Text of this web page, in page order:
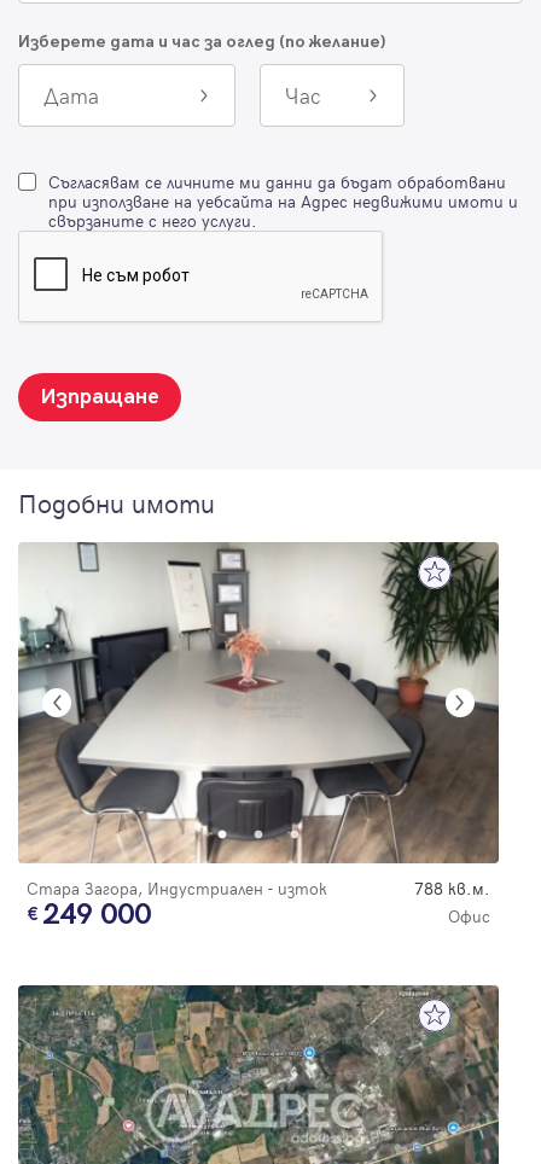
Изберете дата и час за оглед (по желание)
Дата Час
Съгласявам се личните ми данни да бъдат обработвани
при използване на уебсайта на Адрес недвижими имоти и
свързаните с него услуги.
Изпращане
Подобни имоти
Стара Загора, Индустриален - изток 788 кв.м.
249 000 Офис